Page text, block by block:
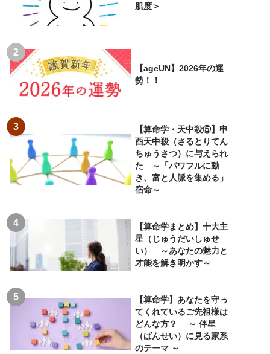
肌度＞
【ageUN】2026年の運
勢！！
【算命学・天中殺⑤】申
酉天中殺（さるとりてん
ちゅうさつ）に与えられ
た ～「パワフルに動
き、富と人脈を集める」
宿命～
【算命学まとめ】十大主
星（じゅうだいしゅせ
い） ～あなたの魅力と
才能を解き明かす～
【算命学】あなたを守っ
てくれているご先祖様は
どんな方？ ～ 伴星
（ばんせい）に見る家系
のテーマ ～